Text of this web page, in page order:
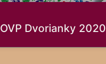
OVP Dvorianky 2020